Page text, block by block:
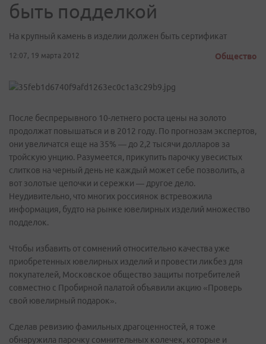
быть подделкой
На крупный камень в изделии должен быть сертификат
12:07, 19 марта 2012 Общество
После беспрерывного 10-летнего роста цены на золото
продолжат повышаться и в 2012 году. По прогнозам экспертов,
они увеличатся еще на 35% — до 2,2 тысячи долларов за
тройскую унцию. Разумеется, прикупить парочку увесистых
слитков на черный день не каждый может себе позволить, а
вот золотые цепочки и сережки — другое дело.
Неудивительно, что многих россиянок встревожила
информация, будто на рынке ювелирных изделий множество
подделок.
Чтобы избавить от сомнений относительно качества уже
приобретенных ювелирных изделий и провести ликбез для
покупателей, Московское общество защиты потребителей
совместно с Пробирной палатой объявили акцию «Проверь
свой ювелирный подарок».
Сделав ревизию фамильных драгоценностей, я тоже
обнаружила парочку сомнительных колечек, которые и